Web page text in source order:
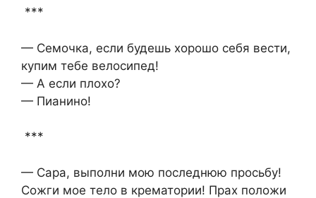
***
— Семочка, если будешь хорошо себя вести,
купим тебе велосипед!
— А если плохо?
— Пианино!
***
— Сара, выполни мою последнюю просьбу!
Сожги мое тело в крематории! Прах положи